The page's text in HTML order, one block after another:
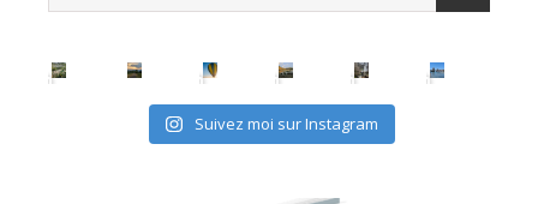
Suivez moi sur Instagram